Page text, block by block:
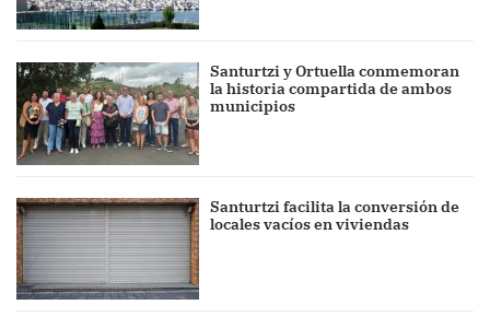
Santurtzi y Ortuella conmemoran
la historia compartida de ambos
municipios
Santurtzi facilita la conversión de
locales vacíos en viviendas